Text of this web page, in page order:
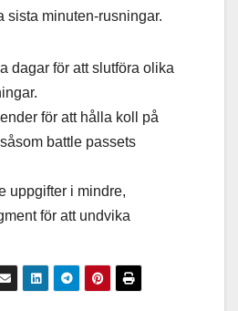
sista minuten-rusningar.
dagar för att slutföra olika
för att hålla koll på
battle passets
uppgifter i mindre,
för att undvika